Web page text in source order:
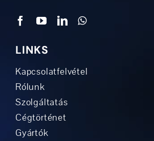
LINKS
Kapcsolatfelvétel
Rólunk
Szolgáltatás
Cégtörténet
Gyártók